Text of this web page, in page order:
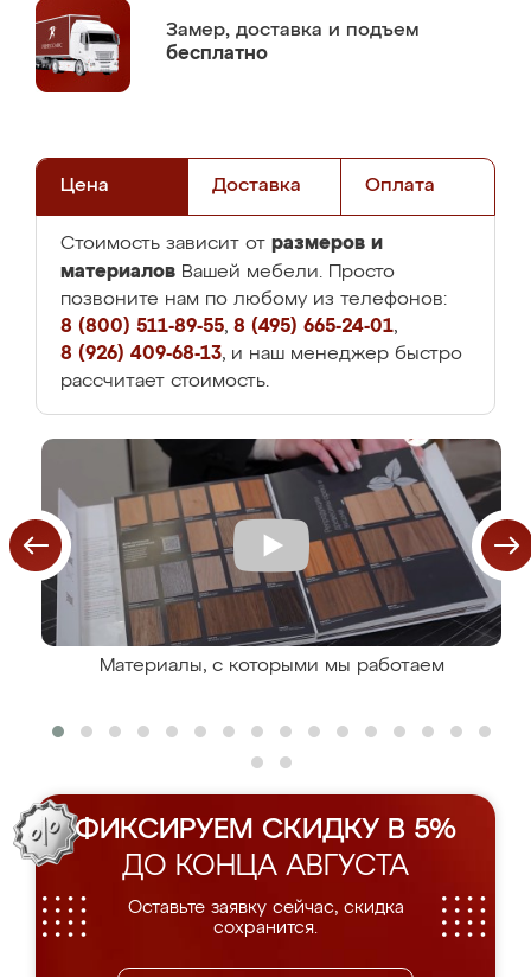
Замер, доставка и подъем
бесплатно
Цена Доставка Оплата
Стоимость зависит от размеров и
материалов Вашей мебели. Просто
позвоните нам по любому из телефонов:
8 (800) 511-89-55, 8 (495) 665-24-01,
8 (926) 409-68-13, и наш менеджер быстро
рассчитает стоимость.
Материалы, с которыми мы работаем
ФИКСИРУЕМ СКИДКУ В 5%
ДО КОНЦА АВГУСТА
Оставьте заявку сейчас, скидка
сохранится.